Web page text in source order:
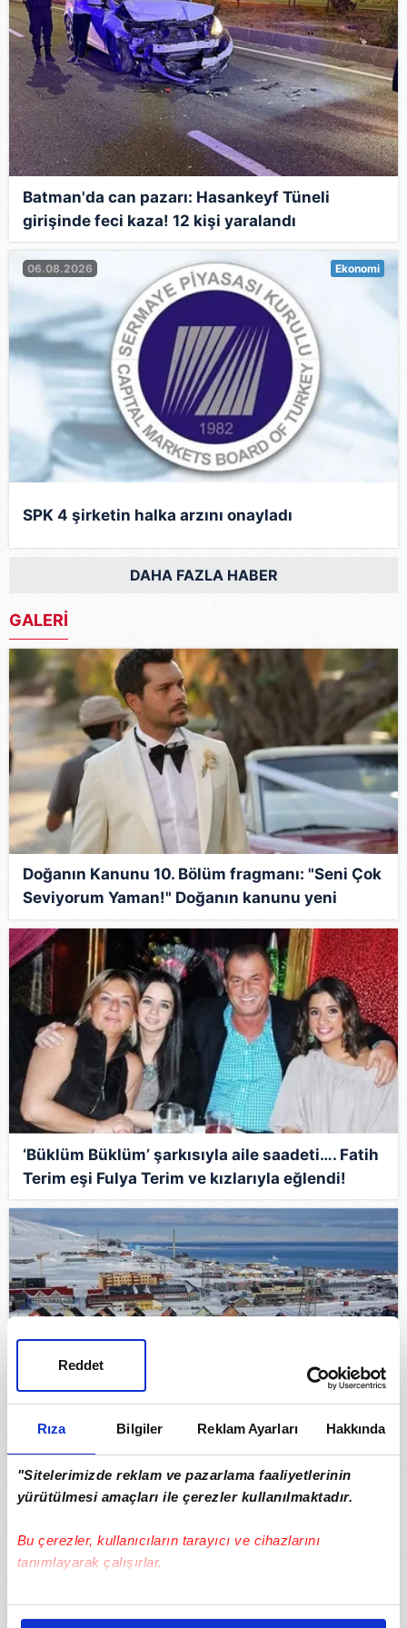
Rıza Bilgiler Reklam Ayarları Hakkında
"Sitelerimizde reklam ve pazarlama faaliyetlerinin
yürütülmesi amaçları ile çerezler kullanılmaktadır.
Bu çerezler, kullanıcıların tarayıcı ve cihazlarını
tanımlayarak çalışırlar.
Bu çerezlere izin vermeniz halinde sizlere özel
Reddet
Batman'da can pazarı: Hasankeyf Tüneli
girişinde feci kaza! 12 kişi yaralandı
06.08.2026 Ekonomi
SPK 4 şirketin halka arzını onayladı
DAHA FAZLA HABER
GALERİ
Doğanın Kanunu 10. Bölüm fragmanı: "Seni Çok
Seviyorum Yaman!" Doğanın kanunu yeni
bölüm fragmanı yayında
‘Büklüm Büklüm’ şarkısıyla aile saadeti…. Fatih
Terim eşi Fulya Terim ve kızlarıyla eğlendi!
Bu şehirde mezarlık yok! Nedeni dünyanın en
ilginç kurallarından biri